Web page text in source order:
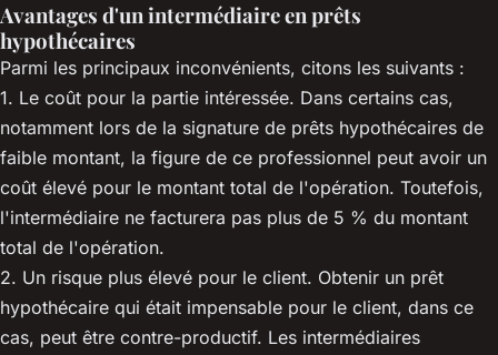
Avantages d'un intermédiaire en prêts
hypothécaires
Parmi les principaux inconvénients, citons les suivants :
1. Le coût pour la partie intéressée. Dans certains cas,
notamment lors de la signature de prêts hypothécaires de
faible montant, la figure de ce professionnel peut avoir un
coût élevé pour le montant total de l'opération. Toutefois,
l'intermédiaire ne facturera pas plus de 5 % du montant
total de l'opération.
2. Un risque plus élevé pour le client. Obtenir un prêt
hypothécaire qui était impensable pour le client, dans ce
cas, peut être contre-productif. Les intermédiaires